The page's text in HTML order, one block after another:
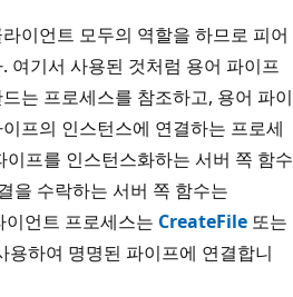
이언트 모두의 역할을 하므로 피어
여기서 사용된 것처럼 용어 파이프
는 프로세스를 참조하고, 용어 파이
프의 인스턴스에 연결하는 프로세
프를 인스턴스화하는 서버 쪽 함수
을 수락하는 서버 쪽 함수는
이언트 프로세스는 CreateFile 또는
용하여 명명된 파이프에 연결합니